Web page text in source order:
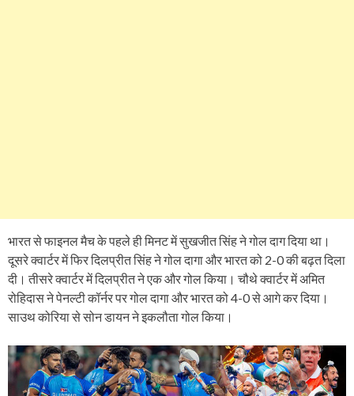
भारत से फाइनल मैच के पहले ही मिनट में सुखजीत सिंह ने गोल दाग दिया था।
दूसरे क्वार्टर में फिर दिलप्रीत सिंह ने गोल दागा और भारत को 2-0 की बढ़त दिला
दी। तीसरे क्वार्टर में दिलप्रीत ने एक और गोल किया। चौथे क्वार्टर में अमित
रोहिदास ने पेनल्टी कॉर्नर पर गोल दागा और भारत को 4-0 से आगे कर दिया।
साउथ कोरिया से सोन डायन ने इकलौता गोल किया।